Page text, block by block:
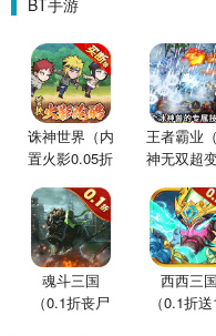
BT手游
诛神世界（内
置火影0.05折
王者霸业
神无双超变
魂斗三国
（0.1折丧尸
西西三国
（0.1折